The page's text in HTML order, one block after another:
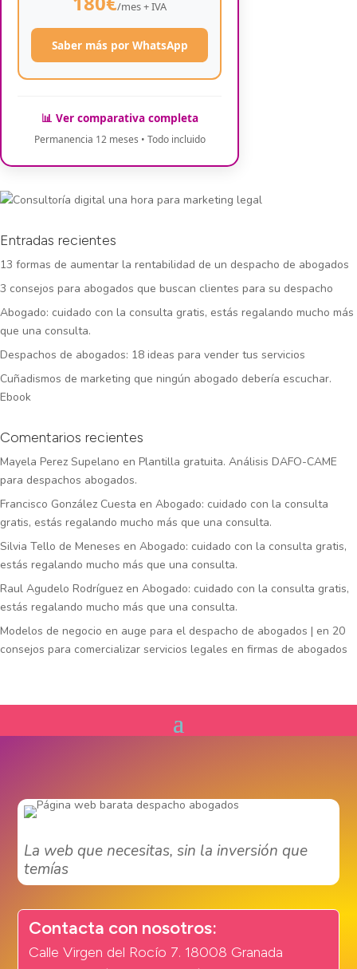
/mes + IVA
Saber más por WhatsApp
📊 Ver comparativa completa
Permanencia 12 meses • Todo incluido
Entradas recientes
13 formas de aumentar la rentabilidad de un despacho de abogados
3 consejos para abogados que buscan clientes para su despacho
Abogado: cuidado con la consulta gratis, estás regalando mucho más
que una consulta.
Despachos de abogados: 18 ideas para vender tus servicios
Cuñadismos de marketing que ningún abogado debería escuchar.
Ebook
Comentarios recientes
Mayela Perez Supelano en Plantilla gratuita. Análisis DAFO-CAME
para despachos abogados.
Francisco González Cuesta en Abogado: cuidado con la consulta
gratis, estás regalando mucho más que una consulta.
Silvia Tello de Meneses en Abogado: cuidado con la consulta gratis,
estás regalando mucho más que una consulta.
Raul Agudelo Rodríguez en Abogado: cuidado con la consulta gratis,
estás regalando mucho más que una consulta.
Modelos de negocio en auge para el despacho de abogados | en 20
consejos para comercializar servicios legales en firmas de abogados
La web que necesitas, sin la inversión que
temías
Contacta con nosotros:
Calle Virgen del Rocío 7. 18008 Granada